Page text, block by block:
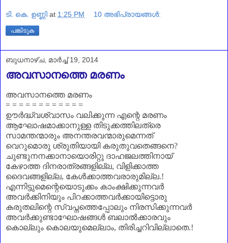
ടി. കെ. ഉണ്ണി at 1:25 PM 10 അഭിപ്രായങ്ങൾ:
പങ്കിടുക
ബുധനാഴ്‌ച, മാർച്ച് 19, 2014
അവസാനത്തെ മരണം
അവസാനത്തെ മരണം
= = = = = = = = = = = =
ഊർദ്ധ്വശ്വാസം വലിക്കുന്ന എന്റെ മരണം
ആഘോഷമാക്കാനുള്ള തിടുക്കത്തിലത്രെ
സാമന്തന്മാരും അനന്തരവന്മാരുമെന്നത്
വെറുമൊരു ശ്രുതിയായി കരുതുവതെങ്ങനെ?
ചുണ്ടുനനക്കാനായൊരിറ്റു ദാഹജലത്തിനായ്
കേഴാത്ത ദിനരാത്രങ്ങളില്ല, വിളിക്കാത്ത
ദൈവങ്ങളില്ല, കേൾക്കാത്തവരാരുമില്ല.!
എന്നിട്ടുമെന്റെയൊടുക്കം കാംക്ഷിക്കുന്നവർ
അവർക്കിനിയും പിറക്കാത്തവർക്കായിട്ടൊരു
കരുതലിന്റെ സ്വപ്നത്തെപ്പോലും നിരസിക്കുന്നവർ
അവർക്കുണ്ടാഘോഷങ്ങൾ ബലാൽക്കാരവും
കൊല്ലും കൊലയുമെല്ലാം, തിരിച്ചറിവില്ലാതെ.!